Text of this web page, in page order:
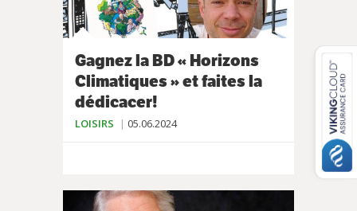
Gagnez la BD « Horizons
Climatiques » et faites la
dédicacer!
LOISIRS 05.06.2024